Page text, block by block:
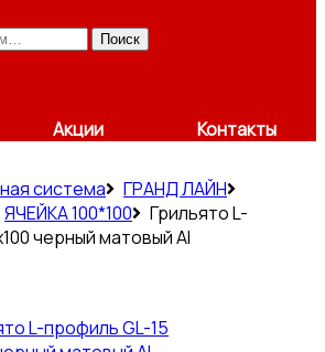
Поиск
Акции Контакты
система
ГРАНД ЛАЙН
ЯЧЕЙКА 100*100
Грильято L-
черный матовый Al